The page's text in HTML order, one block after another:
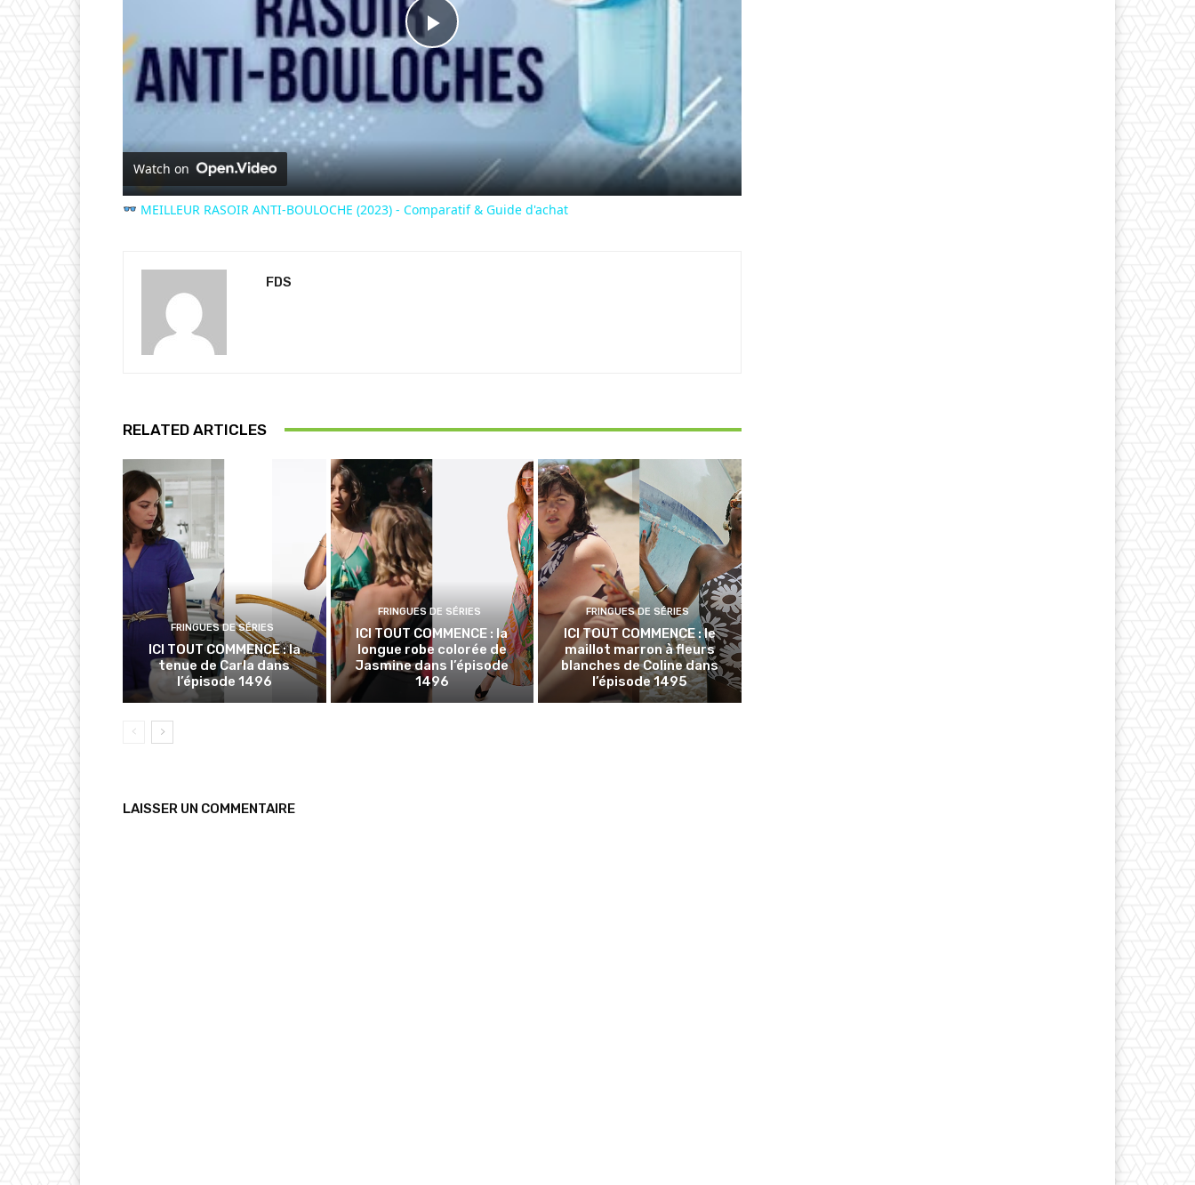
Play
Video
Watch on
MEILLEUR RASOIR ANTI-BOULOCHE (2023) - Comparatif & Guide d'achat
FDS
RELATED ARTICLES
FRINGUES DE SÉRIES
ICI TOUT COMMENCE : la
tenue de Carla dans
l’épisode 1496
FRINGUES DE SÉRIES
ICI TOUT COMMENCE : la
longue robe colorée de
Jasmine dans l’épisode
1496
FRINGUES DE SÉRIES
ICI TOUT COMMENCE : le
maillot marron à fleurs
blanches de Coline dans
l’épisode 1495
LAISSER UN COMMENTAIRE